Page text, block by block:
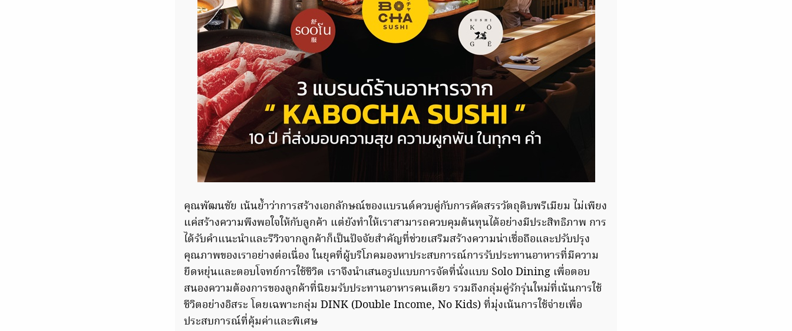
คุณพัฒนชัย เน้นย้ำว่าการสร้างเอกลักษณ์ของแบรนด์ควบคู่กับการคัดสรรวัตถุดิบพรีเมียม ไม่เพียง
แค่สร้างความพึงพอใจให้กับลูกค้า แต่ยังทำให้เราสามารถควบคุมต้นทุนได้อย่างมีประสิทธิภาพ การ
ได้รับคำแนะนำและรีวิวจากลูกค้าก็เป็นปัจจัยสำคัญที่ช่วยเสริมสร้างความน่าเชื่อถือและปรับปรุง
คุณภาพของเราอย่างต่อเนื่อง ในยุคที่ผู้บริโภคมองหาประสบการณ์การรับประทานอาหารที่มีความ
ยืดหยุ่นและตอบโจทย์การใช้ชีวิต เราจึงนำเสนอรูปแบบการจัดที่นั่งแบบ Solo Dining เพื่อตอบ
สนองความต้องการของลูกค้าที่นิยมรับประทานอาหารคนเดียว รวมถึงกลุ่มคู่รักรุ่นใหม่ที่เน้นการใช้
ชีวิตอย่างอิสระ โดยเฉพาะกลุ่ม DINK (Double Income, No Kids) ที่มุ่งเน้นการใช้จ่ายเพื่อ
ประสบการณ์ที่คุ้มค่าและพิเศษ